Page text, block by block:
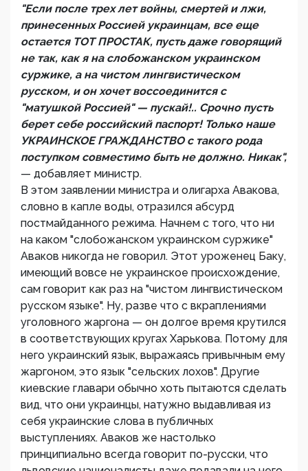
"Если после трех лет войны, смертей и лжи,
принесенных Россией украинцам, все еще
остается ТОТ ПРОСТАК, пусть даже говорящий
не так, как я на слобожанском украинском
суржике, а на чистом лингвистическом
русском, и он хочет воссоединится с
"матушкой Россией" — пускай!.. Срочно пусть
берет себе российский паспорт! Только наше
УКРАИНСКОЕ ГРАЖДАНСТВО с такого рода
поступком совместимо быть не должно. Никак",
— добавляет министр.
В этом заявлении министра и олигарха Авакова,
словно в капле воды, отразился абсурд
постмайданного режима. Начнем с того, что ни
на каком "слобожанском украинском суржике"
Аваков никогда не говорил. Этот уроженец Баку,
имеющий вовсе не украинское происхождение,
сам говорит как раз на "чистом лингвистическом
русском языке". Ну, разве что с вкраплениями
уголовного жаргона — он долгое время крутился
в соответствующих кругах Харькова. Потому для
него украинский язык, выражаясь привычным ему
жаргоном, это язык "сельских лохов". Другие
киевские главари обычно хоть пытаются сделать
вид, что они украинцы, натужно выдавливая из
себя украинские слова в публичных
выступлениях. Аваков же настолько
принципиально всегда говорит по-русски, что